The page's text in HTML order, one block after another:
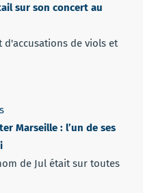
sur son concert au
de viols et
Marseille : l’un de ses
de Jul était sur toutes